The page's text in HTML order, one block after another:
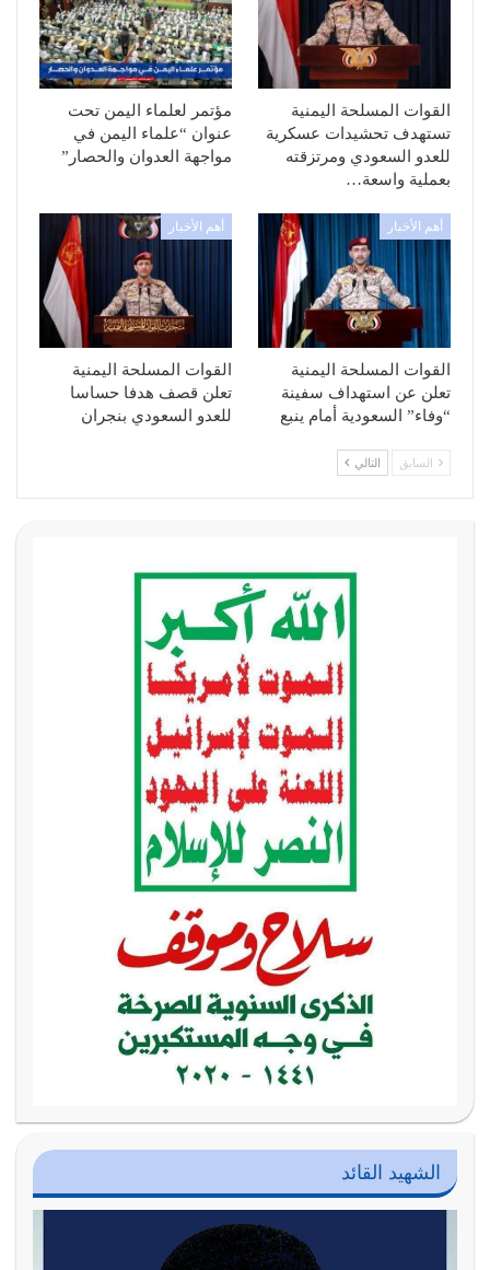
القوات المسلحة اليمنية
تستهدف تحشيدات عسكرية
للعدو السعودي ومرتزقته
بعملية واسعة…
مؤتمر لعلماء اليمن تحت
عنوان “علماء اليمن في
مواجهة العدوان والحصار”
أهم الأخبار
القوات المسلحة اليمنية
تعلن عن استهداف سفينة
“وفاء” السعودية أمام ينبع
أهم الأخبار
القوات المسلحة اليمنية
تعلن قصف هدفا حساسا
للعدو السعودي بنجران
السابق التالي
الشهيد القائد